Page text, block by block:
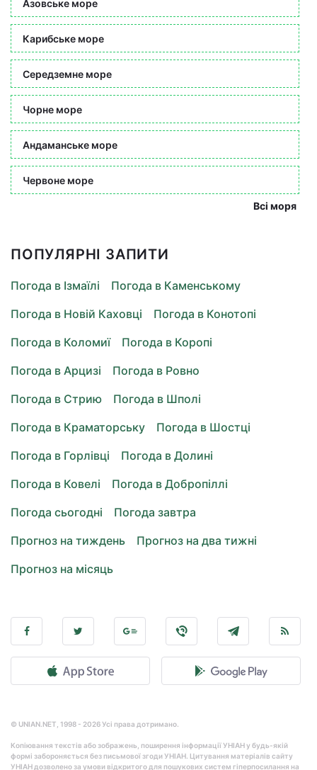
Азовське море
Карибське море
Середземне море
Чорне море
Андаманське море
Червоне море
Всі моря
ПОПУЛЯРНІ ЗАПИТИ
Погода в Ізмаїлі
Погода в Каменському
Погода в Новій Каховці
Погода в Конотопі
Погода в Коломиї
Погода в Коропі
Погода в Арцизі
Погода в Ровно
Погода в Стрию
Погода в Шполі
Погода в Краматорську
Погода в Шостці
Погода в Горлівці
Погода в Долині
Погода в Ковелі
Погода в Добропіллі
Погода сьогодні
Погода завтра
Прогноз на тиждень
Прогноз на два тижні
Прогноз на місяць
© UNIAN.NET, 1998 - 2026 Усі права дотримано.
Копіювання текстів або зображень, поширення інформації УНІАН у будь-якій
формі забороняється без письмової згоди УНІАН. Цитування матеріалів сайту
УНІАН дозволено за умови відкритого для пошукових систем гіперпосилання на